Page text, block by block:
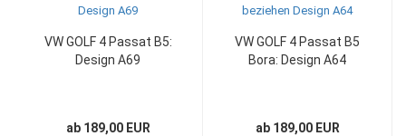
VW GOLF 4 Passat B5:
Design A69
ab 189,00 EUR
VW GOLF 4 Passat B5
Bora: Design A64
ab 189,00 EUR